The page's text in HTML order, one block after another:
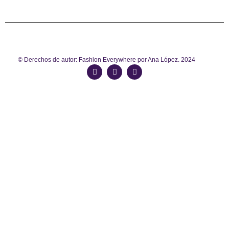
© Derechos de autor: Fashion Everywhere por Ana López. 2024